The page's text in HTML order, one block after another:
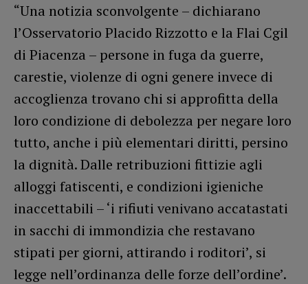
“Una notizia sconvolgente – dichiarano
l’Osservatorio Placido Rizzotto e la Flai Cgil
di Piacenza – persone in fuga da guerre,
carestie, violenze di ogni genere invece di
accoglienza trovano chi si approfitta della
loro condizione di debolezza per negare loro
tutto, anche i più elementari diritti, persino
la dignità. Dalle retribuzioni fittizie agli
alloggi fatiscenti, e condizioni igieniche
inaccettabili – ‘i rifiuti venivano accatastati
in sacchi di immondizia che restavano
stipati per giorni, attirando i roditori’, si
legge nell’ordinanza delle forze dell’ordine’.